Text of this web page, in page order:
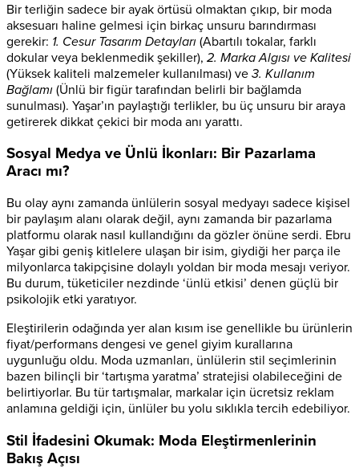
Bir terliğin sadece bir ayak örtüsü olmaktan çıkıp, bir moda
aksesuarı haline gelmesi için birkaç unsuru barındırması
gerekir: 1. Cesur Tasarım Detayları (Abartılı tokalar, farklı
dokular veya beklenmedik şekiller), 2. Marka Algısı ve Kalitesi
(Yüksek kaliteli malzemeler kullanılması) ve 3. Kullanım
Bağlamı (Ünlü bir figür tarafından belirli bir bağlamda
sunulması). Yaşar’ın paylaştığı terlikler, bu üç unsuru bir araya
getirerek dikkat çekici bir moda anı yarattı.
Sosyal Medya ve Ünlü İkonları: Bir Pazarlama
Aracı mı?
Bu olay aynı zamanda ünlülerin sosyal medyayı sadece kişisel
bir paylaşım alanı olarak değil, aynı zamanda bir pazarlama
platformu olarak nasıl kullandığını da gözler önüne serdi. Ebru
Yaşar gibi geniş kitlelere ulaşan bir isim, giydiği her parça ile
milyonlarca takipçisine dolaylı yoldan bir moda mesajı veriyor.
Bu durum, tüketiciler nezdinde ‘ünlü etkisi’ denen güçlü bir
psikolojik etki yaratıyor.
Eleştirilerin odağında yer alan kısım ise genellikle bu ürünlerin
fiyat/performans dengesi ve genel giyim kurallarına
uygunluğu oldu. Moda uzmanları, ünlülerin stil seçimlerinin
bazen bilinçli bir ‘tartışma yaratma’ stratejisi olabileceğini de
belirtiyorlar. Bu tür tartışmalar, markalar için ücretsiz reklam
anlamına geldiği için, ünlüler bu yolu sıklıkla tercih edebiliyor.
Stil İfadesini Okumak: Moda Eleştirmenlerinin
Bakış Açısı